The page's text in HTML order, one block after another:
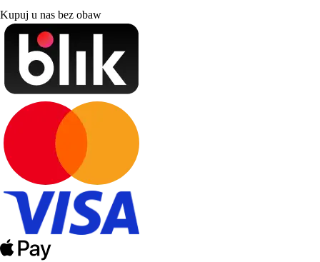
Kupuj u nas bez obaw